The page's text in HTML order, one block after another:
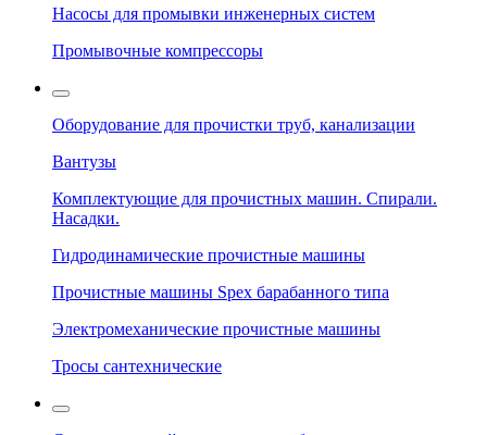
Насосы для промывки инженерных систем
Промывочные компрессоры
Оборудование для прочистки труб, канализации
Вантузы
Комплектующие для прочистных машин. Спирали.
Насадки.
Гидродинамические прочистные машины
Прочистные машины Spex барабанного типа
Электромеханические прочистные машины
Тросы сантехнические